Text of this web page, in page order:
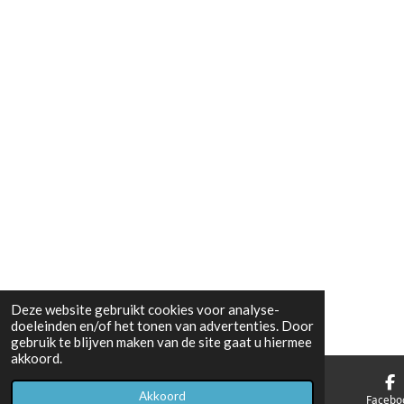
Deze website gebruikt cookies voor analyse-
doeleinden en/of het tonen van advertenties. Door
gebruik te blijven maken van de site gaat u hiermee
akkoord.
Akkoord